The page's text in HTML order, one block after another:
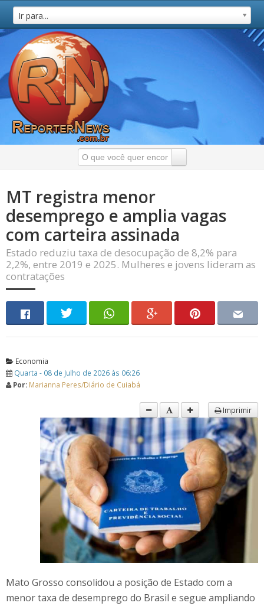
Ir para...
MT registra menor
desemprego e amplia vagas
com carteira assinada
Estado reduziu taxa de desocupação de 8,2% para
2,2%, entre 2019 e 2025. Mulheres e jovens lideram as
contratações
Economia
Quarta - 08 de Julho de 2026 às 06:26
Por: Marianna Peres/Diário de Cuiabá
Imprimir
Mato Grosso consolidou a posição de Estado com a
menor taxa de desemprego do Brasil e segue ampliando